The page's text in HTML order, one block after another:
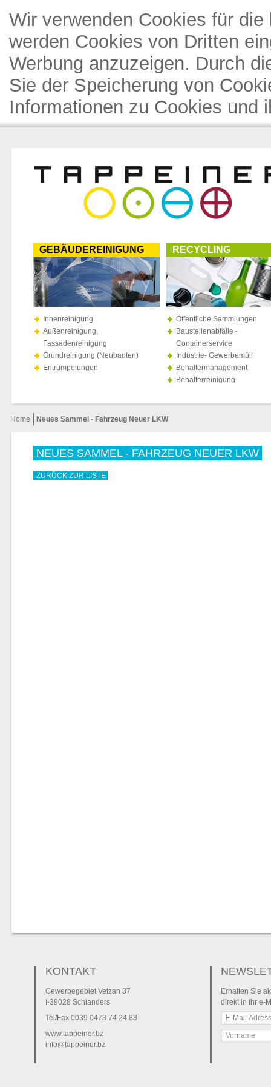
Wir verwenden Cookies für
werden Cookies von Dritten
Werbung anzuzeigen. Durch
Sie der Speicherung von
Informationen zu Cookies
Home Neues Sammel - Fahrzeug Neuer LKW
NEUES SAMMEL - FAHRZEUG NEUER LKW
ZURÜCK ZUR LISTE
GEBÄUDEREINIGUNG
Innenreinigung
Außenreinigung,
Fassadenreinigung
Grundreinigung (Neubauten)
Entrümpelungen
RECYCLING
Öffentliche Sammlungen
Baustellenabfälle -
Containerservice
Industrie- Gewerbemüll
Behältermanagement
Behälterreinigung
KONTAKT
Gewerbegebiet Vetzan 37
I-39028 Schlanders
Tel/Fax 0039 0473 74 24 88
www.tappeiner.bz
info@tappeiner.bz
Erhalten Sie
direkt in Ihr e-